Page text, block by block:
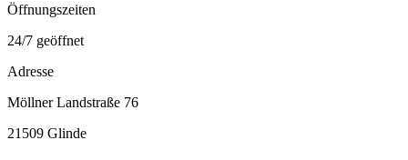
Öffnungszeiten
24/7 geöffnet
Adresse
Möllner Landstraße 76
21509 Glinde